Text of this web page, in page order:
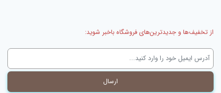
از تخفیف‌ها و جدیدترین‌های فروشگاه باخبر شوید: